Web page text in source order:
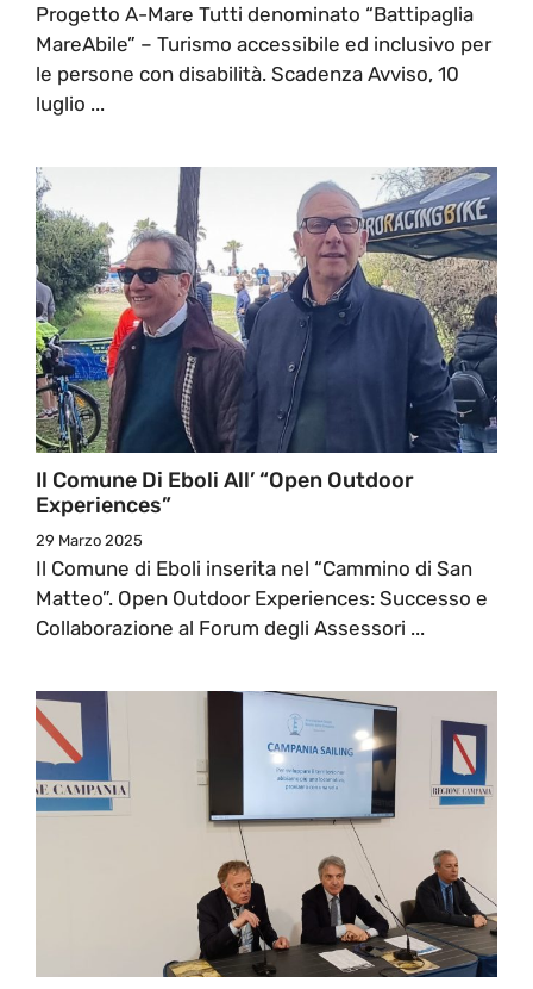
Progetto A-Mare Tutti denominato “Battipaglia
MareAbile” – Turismo accessibile ed inclusivo per
le persone con disabilità. Scadenza Avviso, 10
luglio ...
Il Comune Di Eboli All’ “Open Outdoor
Experiences”
29 Marzo 2025
Il Comune di Eboli inserita nel “Cammino di San
Matteo”. Open Outdoor Experiences: Successo e
Collaborazione al Forum degli Assessori ...